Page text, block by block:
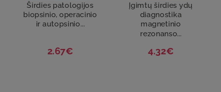
Širdies patologijos
biopsinio, operacinio
ir autopsinio...
2.67€
Įgimtų širdies ydų
diagnostika
magnetinio
rezonanso...
4.32€